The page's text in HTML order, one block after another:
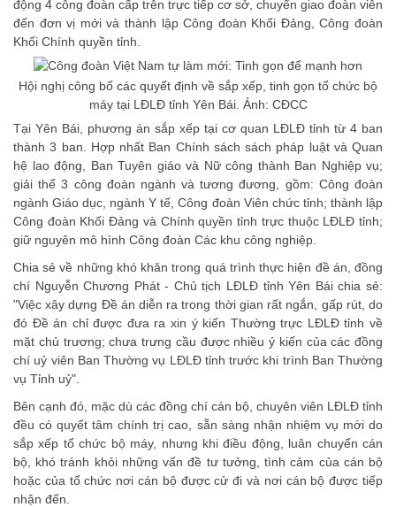
động 4 công đoàn cấp trên trực tiếp cơ sở, chuyển giao đoàn viên
đến đơn vị mới và thành lập Công đoàn Khối Đảng, Công đoàn
Khối Chính quyền tỉnh.
Hội nghị công bố các quyết định về sắp xếp, tinh gọn tổ chức bộ
máy tại LĐLĐ tỉnh Yên Bái. Ảnh: CĐCC
Tại Yên Bái, phương án sắp xếp tại cơ quan LĐLĐ tỉnh từ 4 ban
thành 3 ban. Hợp nhất Ban Chính sách sách pháp luật và Quan
hệ lao động, Ban Tuyên giáo và Nữ công thành Ban Nghiệp vụ;
giải thể 3 công đoàn ngành và tương đương, gồm: Công đoàn
ngành Giáo dục, ngành Y tế, Công đoàn Viên chức tỉnh; thành lập
Công đoàn Khối Đảng và Chính quyền tỉnh trực thuộc LĐLĐ tỉnh;
giữ nguyên mô hình Công đoàn Các khu công nghiệp.
Chia sẻ về những khó khăn trong quá trình thực hiện đề án, đồng
chí Nguyễn Chương Phát - Chủ tịch LĐLĐ tỉnh Yên Bái chia sẻ:
"Việc xây dựng Đề án diễn ra trong thời gian rất ngắn, gấp rút, do
đó Đề án chỉ được đưa ra xin ý kiến Thường trực LĐLĐ tỉnh về
mặt chủ trương; chưa trưng cầu được nhiều ý kiến của các đồng
chí uỷ viên Ban Thường vụ LĐLĐ tỉnh trước khi trình Ban Thường
vụ Tỉnh uỷ".
Bên cạnh đó, mặc dù các đồng chí cán bộ, chuyên viên LĐLĐ tỉnh
đều có quyết tâm chính trị cao, sẵn sàng nhận nhiệm vụ mới do
sắp xếp tổ chức bộ máy, nhưng khi điều động, luân chuyển cán
bộ, khó tránh khỏi những vấn đề tư tưởng, tình cảm của cán bộ
hoặc của tổ chức nơi cán bộ được cử đi và nơi cán bộ được tiếp
nhận đến.